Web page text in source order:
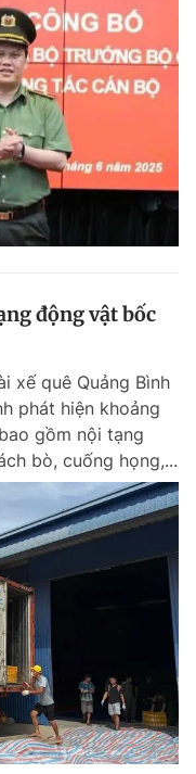
quảng cáo
404
soạn Chính sách bảo
ngày 24.3.2020
Niên. Cấm sao chép
thuận bằng văn bản.
động vật bốc
xế quê Quảng Bình
phát hiện khoảng
gồm nội tạng
bò, cuống họng,...